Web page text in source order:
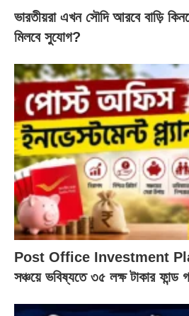
ভারতীয়রা এখন সৌদি আরবে বাড়ি
মিলবে সুযোগ?
Post Office Investment
সঞ্চয়ে ভবিষ্যতে ৩৫ লক্ষ টাকার